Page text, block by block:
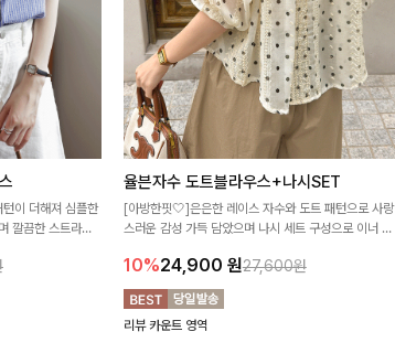
이 더해져 심플한
깔끔한 스트라이
율븐자수 도트블라우스+나시SET
[아방한핏🤍]은은한 레이스 자수와 도트 패턴으로 사랑
스러운 감성 가득 담았으며 나시 세트 구성으로 이너 걱
10%24,900 원27,600원
리뷰 카운트 영역